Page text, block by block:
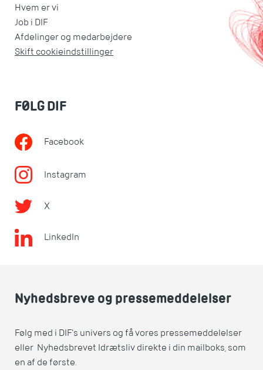
Hvem er vi
Job i DIF
Afdelinger og medarbejdere
Skift cookieindstillinger
FØLG DIF
Facebook
Instagram
X
LinkedIn
Nyhedsbreve og pressemeddelelser
Følg med i DIF's univers og få vores pressemeddelelser
eller Nyhedsbrevet Idrætsliv direkte i din mailboks, som
en af de første.